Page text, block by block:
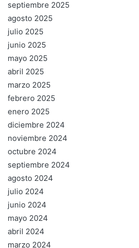
septiembre 2025
agosto 2025
julio 2025
junio 2025
mayo 2025
abril 2025
marzo 2025
febrero 2025
enero 2025
diciembre 2024
noviembre 2024
octubre 2024
septiembre 2024
agosto 2024
julio 2024
junio 2024
mayo 2024
abril 2024
marzo 2024